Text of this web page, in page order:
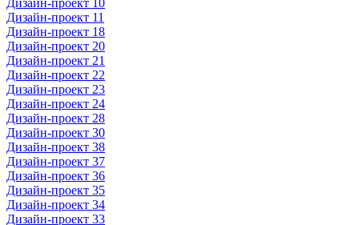
Дизайн-проект 10
Дизайн-проект 11
Дизайн-проект 18
Дизайн-проект 20
Дизайн-проект 21
Дизайн-проект 22
Дизайн-проект 23
Дизайн-проект 24
Дизайн-проект 28
Дизайн-проект 30
Дизайн-проект 38
Дизайн-проект 37
Дизайн-проект 36
Дизайн-проект 35
Дизайн-проект 34
Дизайн-проект 33